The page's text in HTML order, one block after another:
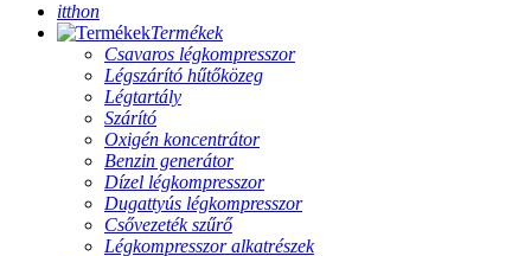
itthon
Termékek
Csavaros légkompresszor
Légszárító hűtőközeg
Légtartály
Szárító
Oxigén koncentrátor
Benzin generátor
Dízel légkompresszor
Dugattyús légkompresszor
Csővezeték szűrő
Légkompresszor alkatrészek